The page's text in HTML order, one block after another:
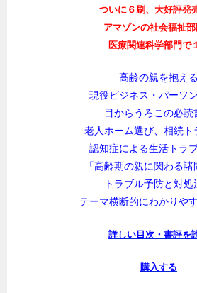
ついに６刷、大好評発
アマゾンの社会福祉部
医療関連科学部門で
高齢の親を抱える
現役ビジネス・パーソン
目からうろこの必読
老人ホーム選び、相続ト
認知症による生活トラ
「高齢期の親に関わる
トラブル予防と対処
テーマ横断的にわかりやす
詳しい目次・書評を
購入する